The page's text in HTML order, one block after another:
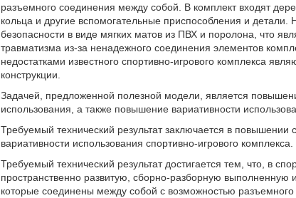
разъемного соединения между собой. В комплект входят
кольца и другие вспомогательные приспособления и
безопасности в виде мягких матов из ПВХ и поролона, что
травматизма из-за ненадежного соединения элементов
недостатками известного спортивно-игрового комплекса
конструкции.
Задачей, предложенной полезной модели, является
использования, а также повышение вариативности
Требуемый технический результат заключается в повышении
вариативности использования спортивно-игрового комплекса.
Требуемый технический результат достигается тем, что, в
пространственно развитую, сборно-разборную выполненную
которые соединены между собой с возможностью